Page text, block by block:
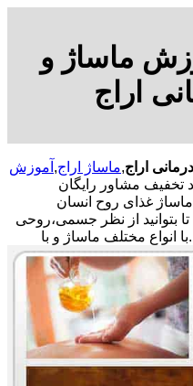
ماساژ و
اراج
اراج,ماساژ اراج, آموزش
تخفیف مشاور رایگان
ماساژ غذای روح انسان
بتوانید از نظر جسمی،روحی
با انواع مختلف ماساژ و با